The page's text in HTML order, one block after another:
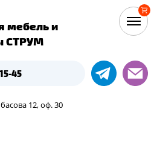
мебель и
СТРУМ
45
12, оф. 30